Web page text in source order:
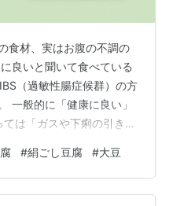
食材、実はお腹の不調の
良いと聞いて食べている
（過敏性腸症候群）の方
一般的に「健康に良い」
は「ガスや下痢の引き金
私たちが安心して食べ
。白黒ハッキリ判定しま
は… 判定：木綿は「◯」
#絹ごし豆腐 #大豆